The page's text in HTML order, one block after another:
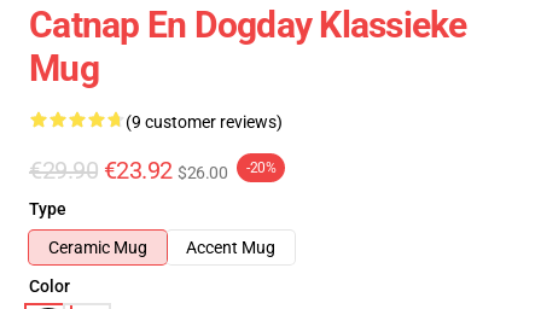
Catnap En Dogday Klassieke
Mug
(9 customer reviews)
€29.90 €23.92 $26.00 -20%
Type
Ceramic Mug
Accent Mug
Color